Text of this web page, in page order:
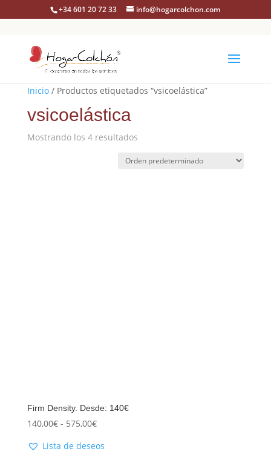
+34 601 20 72 33 info@hogarcolchon.com
Inicio/ Productos etiquetados “vsicoelástica”
vsicoelástica
Mostrando los 4 resultados
Firm Density. Desde: 140€
140,00€ - 575,00€
Lista de deseos